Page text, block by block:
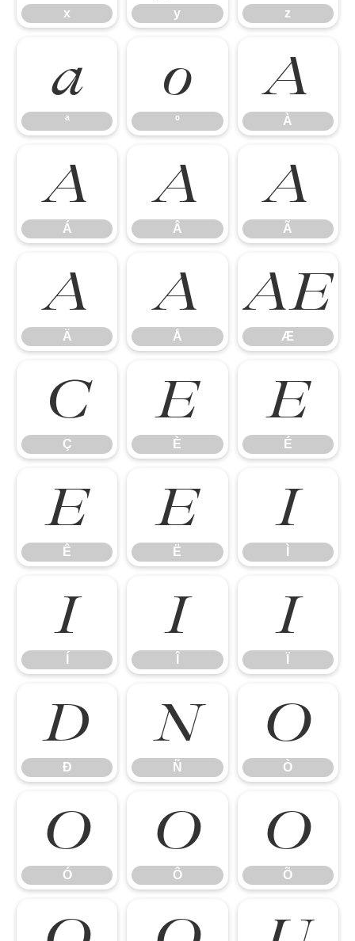
x y z
ª
ª
º
º
À
À
Á
Á
Â
Â
Ã
Ã
Ä
Ä
Å
Å
Æ
Æ
Ç
Ç
È
È
É
É
Ê
Ê
Ë
Ë
Ì
Í Î Ï
Ð
Ð
Ñ
Ñ
Ò
Ò
Ó
Ó
Ô
Ô
Õ
Õ